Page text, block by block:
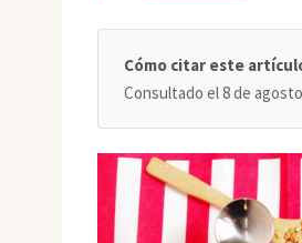
Cómo citar este
Consultado el8 de